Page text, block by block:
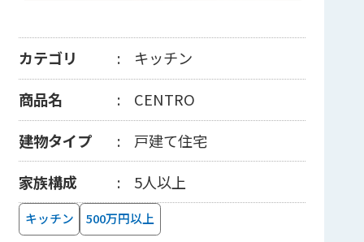
カテゴリ
キッチン
商品名
CENTRO
建物タイプ
戸建て住宅
家族構成
5人以上
キッチン 500万円以上